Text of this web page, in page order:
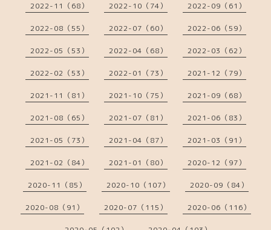
2022-11（68） 2022-10（74） 2022-09（61）
2022-08（55） 2022-07（60） 2022-06（59）
2022-05（53） 2022-04（68） 2022-03（62）
2022-02（53） 2022-01（73） 2021-12（79）
2021-11（81） 2021-10（75） 2021-09（68）
2021-08（65） 2021-07（81） 2021-06（83）
2021-05（73） 2021-04（87） 2021-03（91）
2021-02（84） 2021-01（80） 2020-12（97）
2020-11（85） 2020-10（107） 2020-09（84）
2020-08（91） 2020-07（115） 2020-06（116）